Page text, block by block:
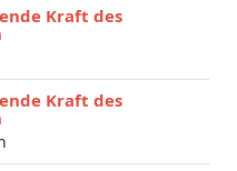
Kraft des
Kraft des